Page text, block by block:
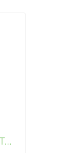
Комод «Монтаньярд-6Т», отделка: старение (сосна)